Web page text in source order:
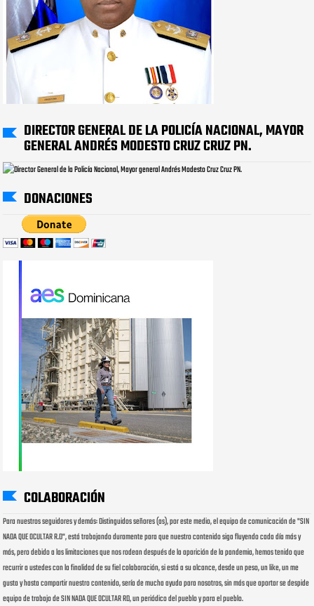
DIRECTOR GENERAL DE LA POLICÍA NACIONAL, MAYOR
GENERAL ANDRÉS MODESTO CRUZ CRUZ PN.
DONACIONES
COLABORACIÓN
Para nuestros seguidores y demás: Distinguidos señores (as), por este medio, el equipo de comunicación de "SIN
NADA QUE OCULTAR R.D", está trabajando duramente para que nuestro contenido siga fluyendo cada día más y
más, pero debido a las limitaciones que nos rodean después de la aparición de la pandemia, hemos tenido que
recurrir a ustedes con la finalidad de su fiel colaboración, si está a su alcance, desde un peso, un like, un me
gusta y hasta compartir nuestro contenido, sería de mucha ayuda para nosotros, sin más que aportar se despide
equipo de trabajo de SIN NADA QUE OCULTAR RD, un periódico del pueblo y para el pueblo.